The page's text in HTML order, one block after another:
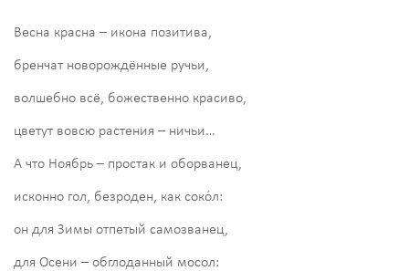
Весна красна – икона позитива,
бренчат новорождённые ручьи,
волшебно всё, божественно красиво,
цветут вовсю растения – ничьи…
А что Ноябрь – простак и оборванец,
исконно гол, безроден, как соко́л:
он для Зимы отпетый самозванец,
для Осени – обглоданный мосол: